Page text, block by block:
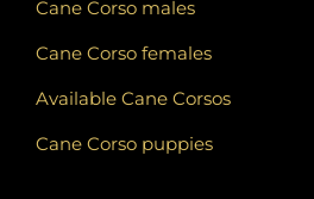
Cane Corso males
Cane Corso females
Available Cane Corsos
Cane Corso puppies